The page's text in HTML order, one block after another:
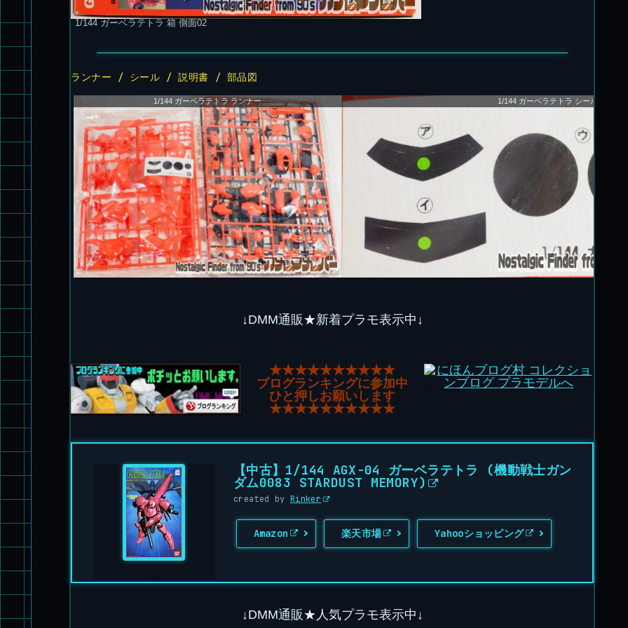
1/144 ガーベラテトラ 箱 側面02
ランナー / シール / 説明書 / 部品図
1/144 ガーベラテトラ ランナー 1/144 ガーベラテトラ シール
↓DMM通販★新着プラモ表示中↓
★★★★★★★★★★
ブログランキングに参加中
ひと押しお願いします
★★★★★★★★★★
【中古】1/144 AGX-04 ガーベラテトラ (機動戦士ガン
ダム0083 STARDUST MEMORY)
created by Rinker
Amazon 楽天市場 Yahooショッピング
↓DMM通販★人気プラモ表示中↓